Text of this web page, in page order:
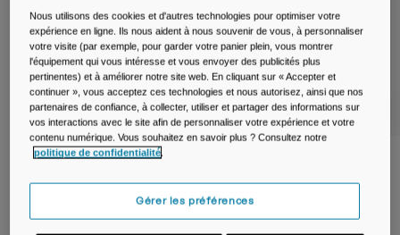
Réservoirs
Accessoires
Tout Voir
Tasse isotherme Thrive™ MUG SST 600ml
38155-D68-OS
Nous utilisons des cookies et d'autres technologies pour optimiser votre
expérience en ligne. Ils nous aident à nous souvenir de vous, à personnaliser
votre visite (par exemple, pour garder votre panier plein, vous montrer
l'équipement qui vous intéresse et vous envoyer des publicités plus
pertinentes) et à améliorer notre site web. En cliquant sur « Accepter et
continuer », vous acceptez ces technologies et nous autorisez, ainsi que nos
partenaires de confiance, à collecter, utiliser et partager des informations sur
vos interactions avec le site afin de personnaliser votre expérience et votre
contenu numérique. Vous souhaitez en savoir plus ? Consultez notre
politique de confidentialité.
Gérer les préférences